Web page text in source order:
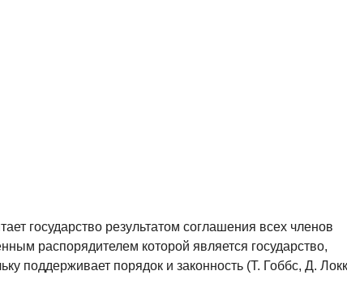
государство результатом соглашения всех членов
распорядителем которой является государство,
поддерживает порядок и законность (Т. Гоббс, Д.